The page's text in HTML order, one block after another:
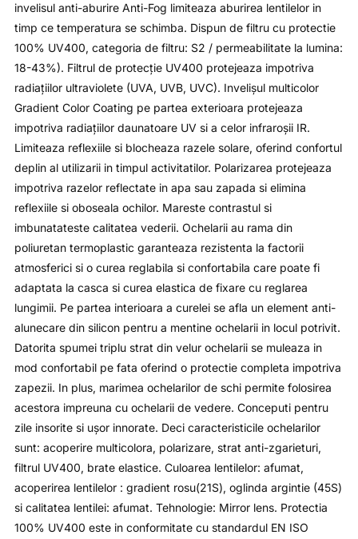
invelisul anti-aburire Anti-Fog limiteaza aburirea lentilelor in
timp ce temperatura se schimba. Dispun de filtru cu protectie
100% UV400, categoria de filtru: S2 / permeabilitate la lumina:
18-43%). Filtrul de protecţie UV400 protejeaza impotriva
radiaţiilor ultraviolete (UVA, UVB, UVC). Invelişul multicolor
Gradient Color Coating pe partea exterioara protejeaza
impotriva radiaţiilor daunatoare UV si a celor infraroşii IR.
Limiteaza reflexiile si blocheaza razele solare, oferind confortul
deplin al utilizarii in timpul activitatilor. Polarizarea protejeaza
impotriva razelor reflectate in apa sau zapada si elimina
reflexiile si oboseala ochilor. Mareste contrastul si
imbunatateste calitatea vederii. Ochelarii au rama din
poliuretan termoplastic garanteaza rezistenta la factorii
atmosferici si o curea reglabila si confortabila care poate fi
adaptata la casca si curea elastica de fixare cu reglarea
lungimii. Pe partea interioara a curelei se afla un element anti-
alunecare din silicon pentru a mentine ochelarii in locul potrivit.
Datorita spumei triplu strat din velur ochelarii se muleaza in
mod confortabil pe fata oferind o protectie completa impotriva
zapezii. In plus, marimea ochelarilor de schi permite folosirea
acestora impreuna cu ochelarii de vedere. Conceputi pentru
zile insorite si uşor innorate. Deci caracteristicile ochelarilor
sunt: acoperire multicolora, polarizare, strat anti-zgarieturi,
filtrul UV400, brate elastice. Culoarea lentilelor: afumat,
acoperirea lentilelor : gradient rosu(21S), oglinda argintie (45S)
si calitatea lentilei: afumat. Tehnologie: Mirror lens. Protectia
100% UV400 este in conformitate cu standardul EN ISO